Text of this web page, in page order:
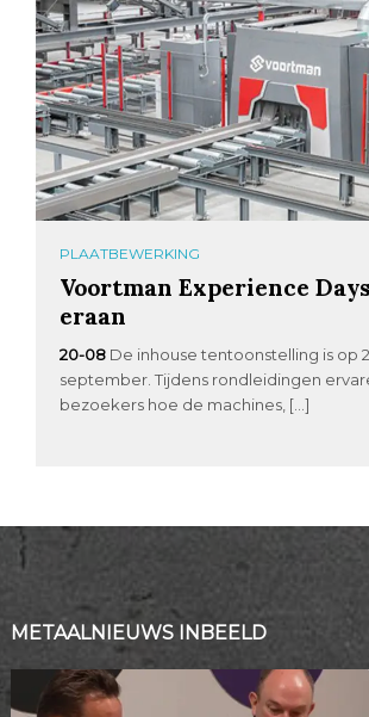
PLAATBEWERKING
Voortman Experience
eraan
20-08 De inhouse tentoonstelling is op
september. Tijdens rondleidingen
bezoekers hoe de machines, […]
METAALNIEUWS INBEELD